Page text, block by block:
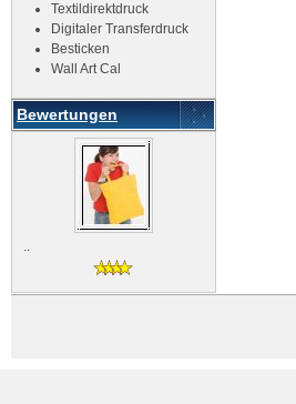
Textildirektdruck
Digitaler Transferdruck
Besticken
Wall Art Cal
Bewertungen
..